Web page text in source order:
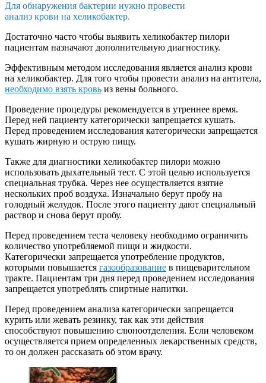
Для обнаружения бактерии нужно провести
анализ крови на хеликобактер.
Достаточно часто чтобы выявить хеликобактер пилори
пациентам назначают дополнительную диагностику.
Эффективным методом исследования является анализ крови
на хеликобактер. Для того чтобы провести анализ на антитела,
необходимо взять кровь из вены больного.
Проведение процедуры рекомендуется в утреннее время.
Перед ней пациенту категорически запрещается кушать.
Перед проведением исследования категорически запрещается
кушать жирную и острую пищу.
Также для диагностики хеликобактер пилори можно
использовать дыхательный тест. С этой целью используется
специальная трубка. Через нее осуществляется взятие
нескольких проб воздуха. Изначально берут пробу на
голодный желудок. После этого пациенту дают специальный
раствор и снова берут пробу.
Перед проведением теста человеку необходимо ограничить
количество употребляемой пищи и жидкости.
Категорически запрещается употребление продуктов,
которыми повышается газообразование в пищеварительном
тракте. Пациентам три дня перед проведением исследования
запрещается употреблять спиртные напитки.
Перед проведением анализа категорически запрещается
курить или жевать резинку, так как эти действия
способствуют повышению слюноотделения. Если человеком
осуществляется прием определенных лекарственных средств,
то он должен рассказать об этом врачу.